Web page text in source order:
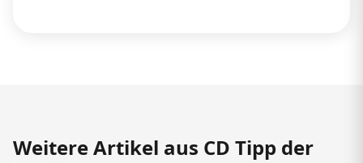
Weitere Artikel aus CD Tipp der